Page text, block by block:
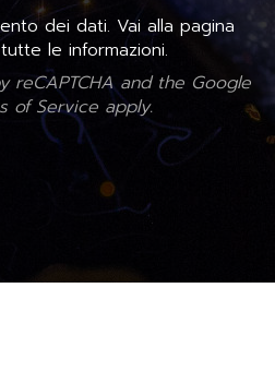
dei dati. Vai alla pagina
le informazioni.
reCAPTCHA and the Google
of Service apply.